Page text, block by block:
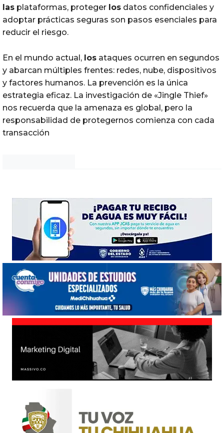
las plataformas, proteger los datos confidenciales y
adoptar prácticas seguras son pasos esenciales para
reducir el riesgo.
En el mundo actual, los ataques ocurren en segundos
y abarcan múltiples frentes: redes, nube, dispositivos
y factores humanos. La prevención es la única
estrategia eficaz. La investigación de «Jingle Thief»
nos recuerda que la amenaza es global, pero la
responsabilidad de protegernos comienza con cada
transacción